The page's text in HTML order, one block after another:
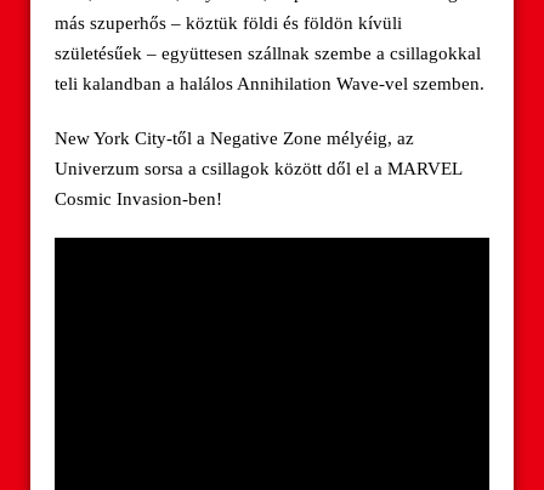
más szuperhős – köztük földi és földön kívüli
születésűek – együttesen szállnak szembe a csillagokkal
teli kalandban a halálos Annihilation Wave-vel szemben.
New York City-től a Negative Zone mélyéig, az
Univerzum sorsa a csillagok között dől el a MARVEL
Cosmic Invasion-ben!